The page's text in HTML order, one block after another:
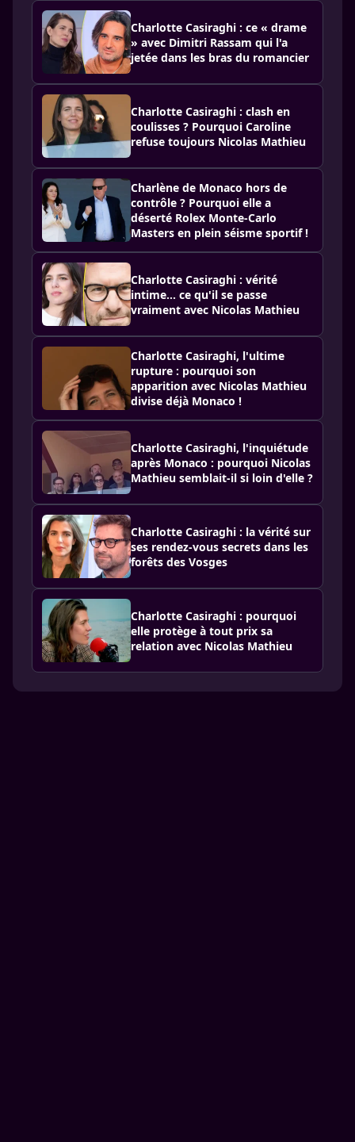
Charlotte Casiraghi : ce « drame
» avec Dimitri Rassam qui l'a
jetée dans les bras du romancier
Charlotte Casiraghi : clash en
coulisses ? Pourquoi Caroline
refuse toujours Nicolas Mathieu
Charlène de Monaco hors de
contrôle ? Pourquoi elle a
déserté Rolex Monte-Carlo
Masters en plein séisme sportif !
Charlotte Casiraghi : vérité
intime… ce qu'il se passe
vraiment avec Nicolas Mathieu
Charlotte Casiraghi, l'ultime
rupture : pourquoi son
apparition avec Nicolas Mathieu
divise déjà Monaco !
Charlotte Casiraghi, l'inquiétude
après Monaco : pourquoi Nicolas
Mathieu semblait-il si loin d'elle ?
Charlotte Casiraghi : la vérité sur
ses rendez-vous secrets dans les
forêts des Vosges
Charlotte Casiraghi : pourquoi
elle protège à tout prix sa
relation avec Nicolas Mathieu